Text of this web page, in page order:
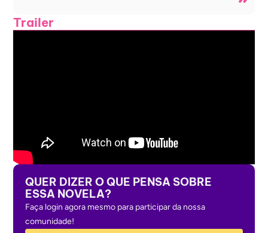
Trailer
QUER DIZER O QUE PENSA SOBRE
ESSA NOVELA?
Faça login agora mesmo para participar da nossa
comunidade!